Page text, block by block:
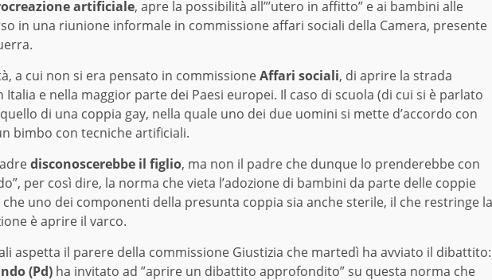
artificiale, apre la possibilità all”’utero in affitto” e ai bambini alle
in una riunione informale in commissione affari sociali della Camera, presente
a cui non si era pensato in commissioneAffari sociali, di aprire la strada
e nella maggior parte dei Paesi europei. Il caso di scuola (di cui si è parlato
di una coppia gay, nella quale uno dei due uomini si mette d’accordo con
bimbo con tecniche artificiali.
disconoscerebbe il figlio, ma non il padre che dunque lo prenderebbe con
per così dire, la norma che vieta l’adozione di bambini da parte delle coppie
uno dei componenti della presunta coppia sia anche sterile, il che restringe la
è aprire il varco.
aspetta il parere della commissione Giustizia che martedì ha avviato il dibattito:
(Pd) ha invitato ad ”aprire un dibattito approfondito” su questa norma che